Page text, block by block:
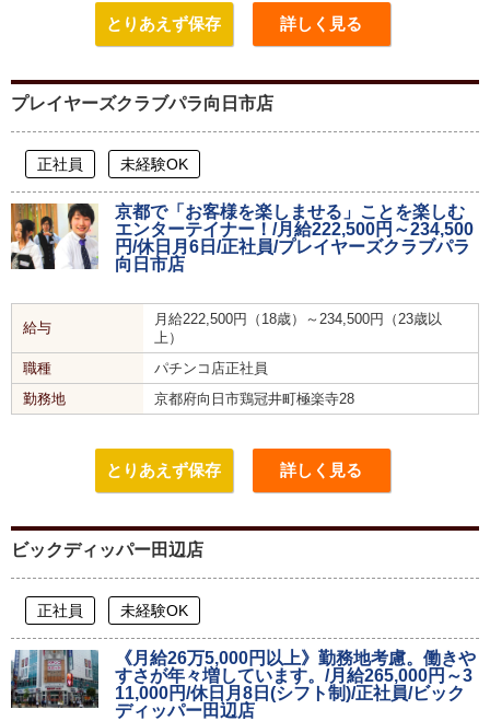
とりあえず保存 詳しく見る
プレイヤーズクラブパラ向日市店
正社員 未経験OK
京都で「お客様を楽しませる」ことを楽しむ
エンターテイナー！/月給222,500円～234,500
円/休日月6日/正社員/プレイヤーズクラブパラ
向日市店
給与
月給222,500円（18歳）～234,500円（23歳以
上）
職種
パチンコ店正社員
勤務地
京都府向日市鶏冠井町極楽寺28
とりあえず保存 詳しく見る
ビックディッパー田辺店
正社員 未経験OK
《月給26万5,000円以上》勤務地考慮。働きや
すさが年々増しています。/月給265,000円～3
11,000円/休日月8日(シフト制)/正社員/ビック
ディッパー田辺店